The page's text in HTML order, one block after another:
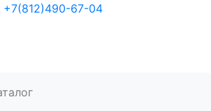
+7(812)490-67-04